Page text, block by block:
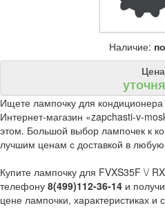
Наличие:
Ищете лампочку для
Интернет-магазин «zapchasti-v-
этом. Большой выбор лампочек к
лучшим ценам с доставкой в
Купите лампочку для FVXS35F \/
телефону 8(499)112-36-14 и
цене лампочки, характеристиках и